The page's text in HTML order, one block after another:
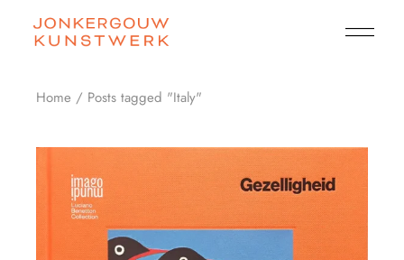
content
Home Posts tagged "Italy"